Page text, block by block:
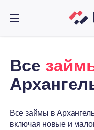
Все
Все займы в
включая новые и